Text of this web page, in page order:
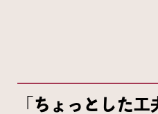
「ちょっとした